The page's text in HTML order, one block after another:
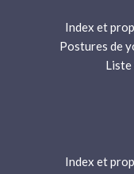
Index et
Postures de
Liste
Index et